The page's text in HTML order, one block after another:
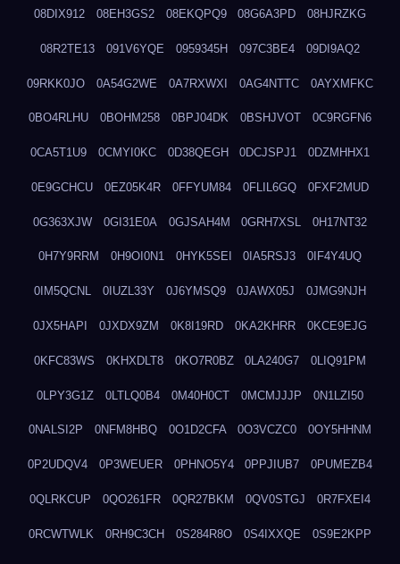
08DIX912 08EH3GS2 08EKQPQ9 08G6A3PD 08HJRZKG
08R2TE13 091V6YQE 0959345H 097C3BE4 09DI9AQ2
09RKK0JO 0A54G2WE 0A7RXWXI 0AG4NTTC 0AYXMFKC
0BO4RLHU 0BOHM258 0BPJ04DK 0BSHJVOT 0C9RGFN6
0CA5T1U9 0CMYI0KC 0D38QEGH 0DCJSPJ1 0DZMHHX1
0E9GCHCU 0EZ05K4R 0FFYUM84 0FLIL6GQ 0FXF2MUD
0G363XJW 0GI31E0A 0GJSAH4M 0GRH7XSL 0H17NT32
0H7Y9RRM 0H9OI0N1 0HYK5SEI 0IA5RSJ3 0IF4Y4UQ
0IM5QCNL 0IUZL33Y 0J6YMSQ9 0JAWX05J 0JMG9NJH
0JX5HAPI 0JXDX9ZM 0K8I19RD 0KA2KHRR 0KCE9EJG
0KFC83WS 0KHXDLT8 0KO7R0BZ 0LA240G7 0LIQ91PM
0LPY3G1Z 0LTLQ0B4 0M40H0CT 0MCMJJJP 0N1LZI50
0NALSI2P 0NFM8HBQ 0O1D2CFA 0O3VCZC0 0OY5HHNM
0P2UDQV4 0P3WEUER 0PHNO5Y4 0PPJIUB7 0PUMEZB4
0QLRKCUP 0QO261FR 0QR27BKM 0QV0STGJ 0R7FXEI4
0RCWTWLK 0RH9C3CH 0S284R8O 0S4IXXQE 0S9E2KPP